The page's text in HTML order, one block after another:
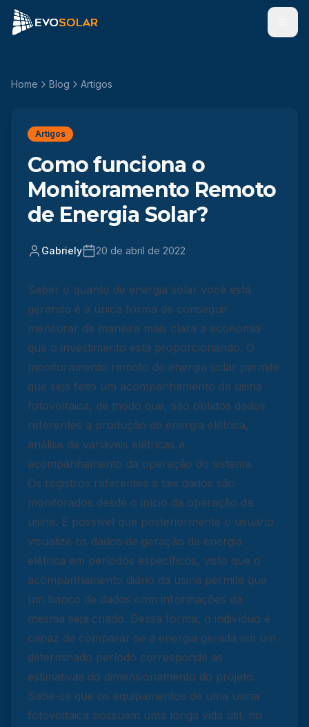
Home Blog Artigos
Artigos
Como funciona o
Monitoramento Remoto
de Energia Solar?
Gabriely 20 de abril de 2022
Saber o quanto de energia solar você está
gerando é a única forma de conseguir
mensurar de maneira mais clara a economia
que o investimento está proporcionando. O
monitoramento remoto de energia solar permite
que seja feito um acompanhamento da usina
fotovoltaica, de modo que, são obtidos dados
referentes a produção de energia elétrica,
análise de variáveis elétricas e
acompanhamento da operação do sistema.
Os registros referentes a tais dados são
monitorados desde o início da operação da
usina. É possível que posteriormente o usuário
visualize os dados de geração de energia
elétrica em períodos específicos, visto que o
acompanhamento diário da usina permite que
um banco de dados com informações da
mesma seja criado. Dessa forma, o indivíduo é
capaz de comparar se a energia gerada em um
determinado período corresponde as
estimativas do dimensionamento do projeto.
Sabe-se que os equipamentos de uma usina
fotovoltaica possuem uma longa vida útil, no